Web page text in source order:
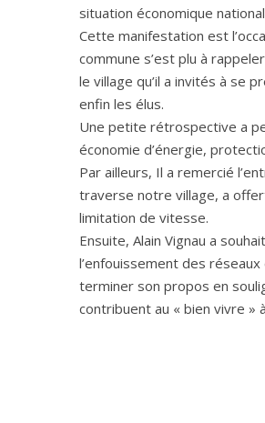
situation économique
Cette manifestation est
commune s’est plu à
le village qu’il a invités à se
enfin les élus.
Une petite rétrospective a
économie d’énergie,
Par ailleurs, Il a remercié
traverse notre village, a
limitation de vitesse.
Ensuite, Alain Vignau a
l’enfouissement des
terminer son propos en
contribuent au « bien vivre »